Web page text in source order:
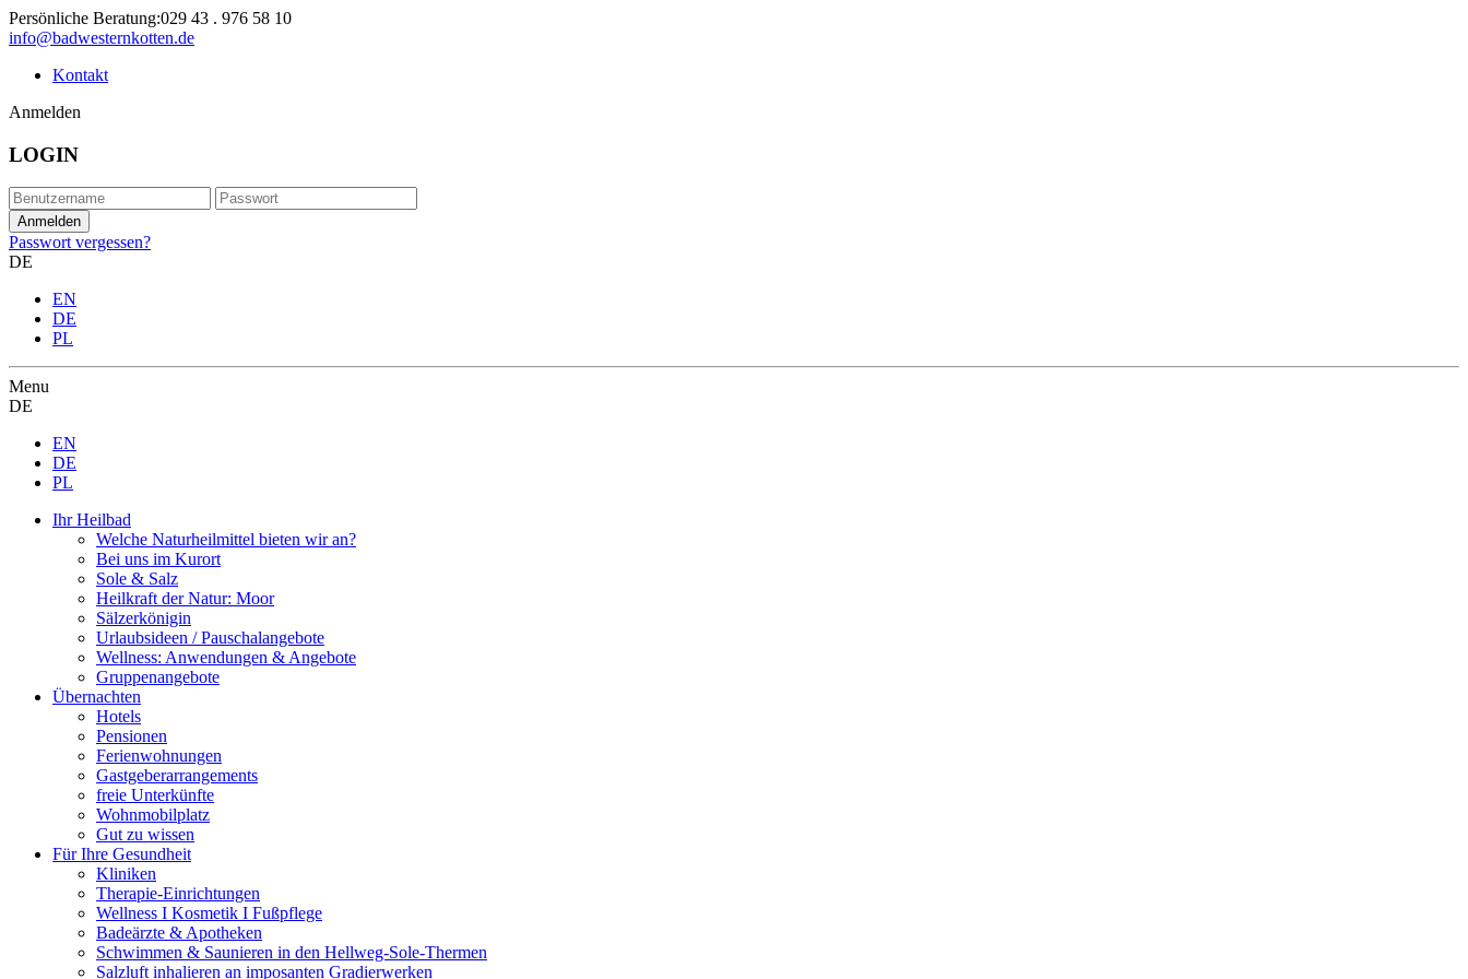
Persönliche Beratung:029 43 . 976 58 10
info@badwesternkotten.de
Kontakt
Anmelden
LOGIN
Passwort vergessen?
DE
EN
DE
PL
Menu
DE
EN
DE
PL
Ihr Heilbad
Welche Naturheilmittel bieten wir an?
Bei uns im Kurort
Sole & Salz
Heilkraft der Natur: Moor
Sälzerkönigin
Urlaubsideen / Pauschalangebote
Wellness: Anwendungen & Angebote
Gruppenangebote
Übernachten
Hotels
Pensionen
Ferienwohnungen
Gastgeberarrangements
freie Unterkünfte
Wohnmobilplatz
Gut zu wissen
Für Ihre Gesundheit
Kliniken
Therapie-Einrichtungen
Wellness I Kosmetik I Fußpflege
Badeärzte & Apotheken
Schwimmen & Saunieren in den Hellweg-Sole-Thermen
Salzluft inhalieren an imposanten Gradierwerken